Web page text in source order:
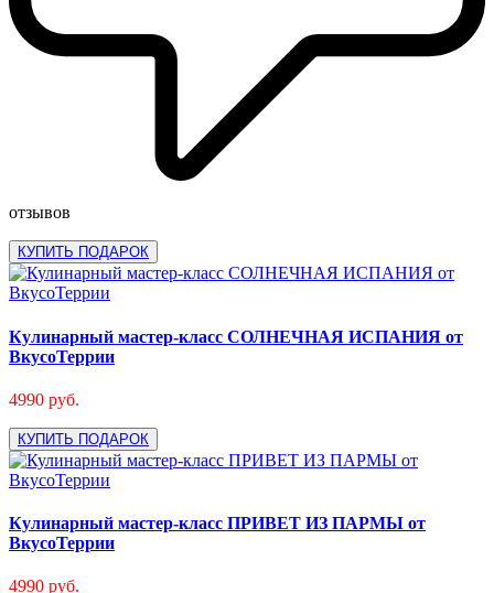
отзывов
КУПИТЬ ПОДАРОК
Кулинарный мастер-класс СОЛНЕЧНАЯ ИСПАНИЯ от
ВкусоТеррии
4990 руб.
КУПИТЬ ПОДАРОК
Кулинарный мастер-класс ПРИВЕТ ИЗ ПАРМЫ от
ВкусоТеррии
4990 руб.